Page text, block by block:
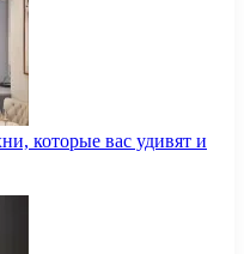
которые вас удивят и